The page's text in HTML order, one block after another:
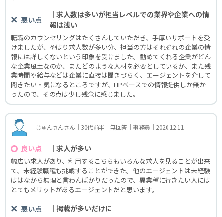
悪い点
｜求人数は多いが担当レベルでの業界や企業への情
報は浅い
転職のカウンセリングはたくさんしていただき、手厚いサポートを受
けましたが、やはり求人数が多い分、担当の方はそれぞれの企業の情
報には詳しくないという印象を受けました。勧めてくれる企業がどん
な企業風土なのか、またどのような人材を必要としているか、また残
業時間や給与などは企業に直接は聞きづらく、エージェントを介して
聞きたい・気になるところですが、HPベースでの情報提供しか無か
ったので、その点は少し残念に感じました。
じゅんさんさん｜30代前半｜無回答｜事務員｜2020.12.11
良い点 ｜求人が多い
幅広い求人があり、利用するこちらもいろんな求人を見ることが出来
て、未経験職種も挑戦することができた。他のエージェントは未経験
ははなから無理と言わんばかりだったので、異業種に行きたい人には
とてもメリットがあるエージェントだと思います。
悪い点 ｜掲載が多いだけに